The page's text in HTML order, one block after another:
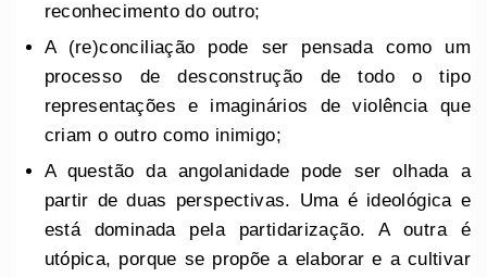
reconhecimento do outro;
A (re)conciliação pode ser pensada como um
processo de desconstrução de todo o tipo
representações e imaginários de violência que
criam o outro como inimigo;
A questão da angolanidade pode ser olhada a
partir de duas perspectivas. Uma é ideológica e
está dominada pela partidarização. A outra é
utópica, porque se propõe a elaborar e a cultivar